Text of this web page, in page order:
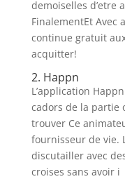
demoiselles d’etre
FinalementEt Avec
continue gratuit
acquitter!
2. Happn
L’application
cadors de la partie
trouver Ce
fournisseur de vie.
discutailler avec
croises sans avoir